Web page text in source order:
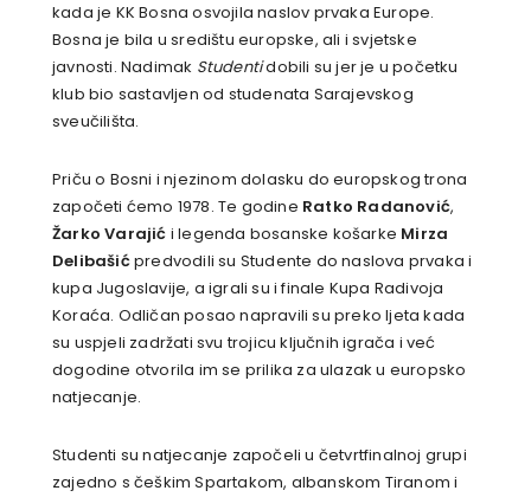
kada je KK Bosna osvojila naslov prvaka Europe.
Bosna je bila u središtu europske, ali i svjetske
javnosti. Nadimak Studentidobili su jer je u početku
klub bio sastavljen od studenata Sarajevskog
sveučilišta.
Priču o Bosni i njezinom dolasku do europskog trona
započeti ćemo 1978. Te godine Ratko Radanović,
Žarko Varajić i legenda bosanske košarke Mirza
Delibašićpredvodili su Studente do naslova prvaka i
kupa Jugoslavije, a igrali su i finale Kupa Radivoja
Koraća. Odličan posao napravili su preko ljeta kada
su uspjeli zadržati svu trojicu ključnih igrača i već
dogodine otvorila im se prilika za ulazak u europsko
natjecanje.
Studenti su natjecanje započeli u četvrtfinalnoj grupi
zajedno s češkim Spartakom, albanskom Tiranom i